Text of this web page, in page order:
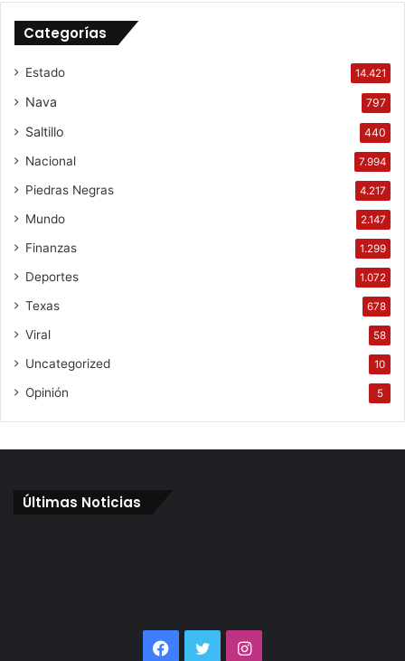
Categorías
Estado 14.421
Nava 797
Saltillo 440
Nacional 7.994
Piedras Negras 4.217
Mundo 2.147
Finanzas 1.299
Deportes 1.072
Texas 678
Viral 58
Uncategorized 10
Opinión 5
Últimas Noticias
Facebook
TwitterInstagram